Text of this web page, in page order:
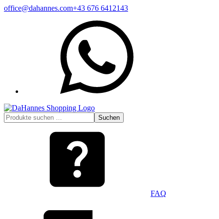
Zum
office@dahannes.com+43 676 6412143
Suchen
nach:
Suchen
FAQ